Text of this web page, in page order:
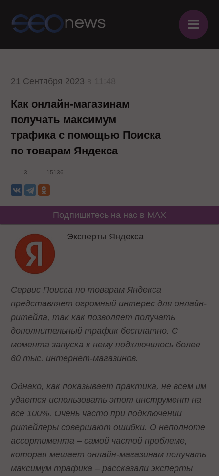
≡
21 Сентября 2023
Как онлайн-магазинам
получать максимум
трафика с помощью Поиска
по товарам Яндекса
3 15136
Подпишитесь на нас в MAX
Эксперты Яндекса
Сервис Поиска по товарам Яндекса
представляет огромный интерес для онлайн-
ритейла, так как позволяет получать
дополнительный трафик бесплатно. С
момента запуска к нему подключилось более
60 тыс. интернет-магазинов.
Однако, как показывает практика, не всем им
удается использовать этот инструмент на
все 100%. Очень часто при подключении
ритейлеры совершают ошибки. О неполноте
ассортимента – самой частой проблеме,
которая мешает онлайн-магазинам получать
максимум трафика – рассказали эксперты